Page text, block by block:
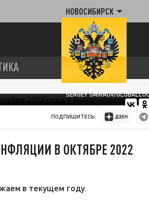
НОВОСИБИРСК
SERGEY SMIRNOV/
ПОДПИШИТЕСЬ:
В ОКТЯБРЕ 2022
в текущем году.